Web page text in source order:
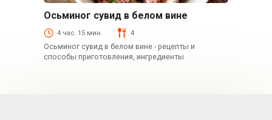
Рыба и морепродукты
Осьминог сувид в белом вине
4 час. 15 мин. 4
Осьминог сувид в белом вине - рецепты и
способы приготовления, ингредиенты